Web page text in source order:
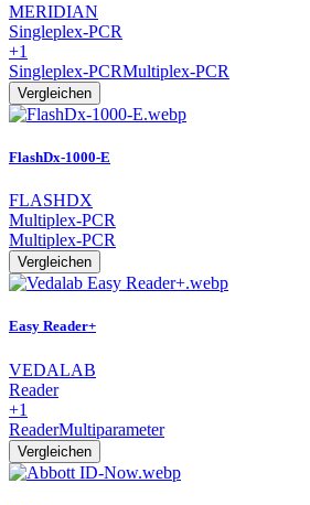
MERIDIAN
Singleplex-PCR
+1
Singleplex-PCRMultiplex-PCR
Vergleichen
FlashDx-1000-E
FLASHDX
Multiplex-PCR
Multiplex-PCR
Vergleichen
Easy Reader+
VEDALAB
Reader
+1
ReaderMultiparameter
Vergleichen